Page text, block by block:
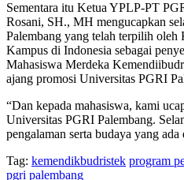
Sementara itu Ketua YPLP-PT
Rosani, SH., MH mengucapkan
Palembang yang telah terpilih oleh
Kampus di Indonesia sebagai
Mahasiswa Merdeka
ajang promosi Universitas PGRI
“Dan kepada mahasiswa, kami
Universitas PGRI Palembang.
pengalaman serta budaya yang
Tag: kemendikbudristek program
pgri palembang